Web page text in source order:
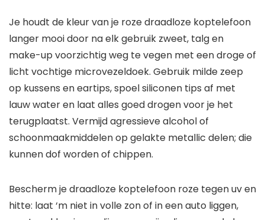
Je houdt de kleur van je roze draadloze koptelefoon
langer mooi door na elk gebruik zweet, talg en
make-up voorzichtig weg te vegen met een droge of
licht vochtige microvezeldoek. Gebruik milde zeep
op kussens en eartips, spoel siliconen tips af met
lauw water en laat alles goed drogen voor je het
terugplaatst. Vermijd agressieve alcohol of
schoonmaakmiddelen op gelakte metallic delen; die
kunnen dof worden of chippen.
Bescherm je draadloze koptelefoon roze tegen uv en
hitte: laat ‘m niet in volle zon of in een auto liggen,